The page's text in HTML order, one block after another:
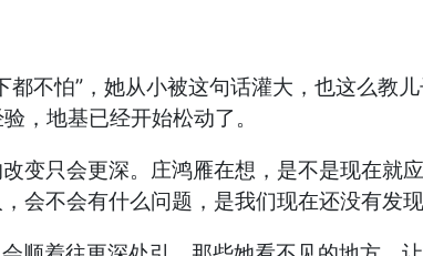
不怕”，她从小被这句话灌大，也这么教
，地基已经开始松动了。
变只会更深。庄鸿雁在想，是不是现在就
会不会有什么问题，是我们现在还没有发